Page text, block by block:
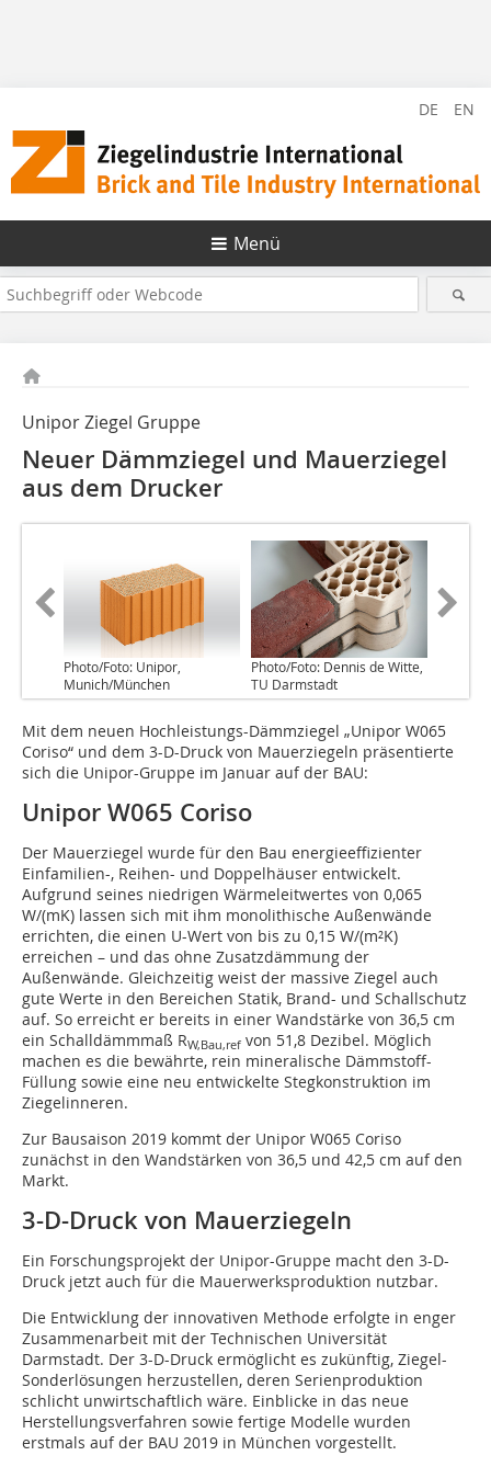
DE EN
Menü
Unipor Ziegel Gruppe
Neuer Dämmziegel und Mauerziegel
aus dem Drucker
Photo/Foto: Unipor,
Munich/München
Photo/Foto: Dennis de Witte,
TU Darmstadt
Mit dem neuen Hochleistungs-Dämmziegel „Unipor W065
Coriso“ und dem 3-D-Druck von Mauerziegeln präsentierte
sich die Unipor-Gruppe im Januar auf der BAU:
Unipor W065 Coriso
Der Mauerziegel wurde für den Bau energieeffizienter
Einfamilien-, Reihen- und Doppelhäuser entwickelt.
Aufgrund seines niedrigen Wärmeleitwertes von 0,065
W/(mK) lassen sich mit ihm monolithische Außenwände
errichten, die einen U-Wert von bis zu 0,15 W/(m²K)
erreichen – und das ohne Zusatzdämmung der
Außenwände. Gleichzeitig weist der massive Ziegel auch
gute Werte in den Bereichen Statik, Brand- und Schallschutz
auf. So erreicht er bereits in einer Wandstärke von 36,5 cm
ein Schalldämmmaß RW,Bau,ref von 51,8 Dezibel. Möglich
machen es die bewährte, rein mineralische Dämmstoff-
Füllung sowie eine neu entwickelte Stegkonstruktion im
Ziegelinneren.
Zur Bausaison 2019 kommt der Unipor W065 Coriso
zunächst in den Wandstärken von 36,5 und 42,5 cm auf den
Markt.
3-D-Druck von Mauerziegeln
Ein Forschungsprojekt der Unipor-Gruppe macht den 3-D-
Druck jetzt auch für die Mauerwerksproduktion nutzbar.
Die Entwicklung der innovativen Methode erfolgte in enger
Zusammenarbeit mit der Technischen Universität
Darmstadt. Der 3-D-Druck ermöglicht es zukünftig, Ziegel-
Sonderlösungen herzustellen, deren Serienproduktion
schlicht unwirtschaftlich wäre. Einblicke in das neue
Herstellungsverfahren sowie fertige Modelle wurden
erstmals auf der BAU 2019 in München vorgestellt.